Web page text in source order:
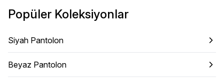
Popüler Koleksiyonlar
Siyah Pantolon
Beyaz Pantolon